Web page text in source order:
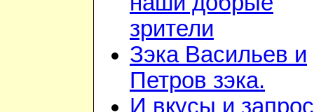
зрители
Зэка Васильев и
Петров зэка.
И вкусы и